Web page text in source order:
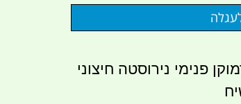
פנימי נירוסטה חיצוני